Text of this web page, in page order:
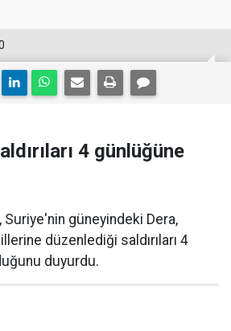
4 günlüğüne
güneyindeki Dera,
düzenlediği saldırıları 4
duyurdu.